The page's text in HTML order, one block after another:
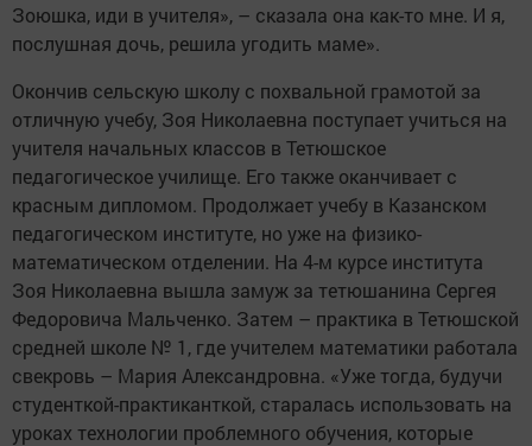
Зоюшка, иди в учителя», – сказала она как-то мне. И я,
послушная дочь, решила угодить маме».
Окончив сельскую школу с похвальной грамотой за
отличную учебу, Зоя Николаевна поступает учиться на
учителя начальных классов в Тетюшское
педагогическое училище. Его также оканчивает с
красным дипломом. Продолжает учебу в Казанском
педагогическом институте, но уже на физико-
математическом отделении. На 4-м курсе института
Зоя Николаевна вышла замуж за тетюшанина Сергея
Федоровича Мальченко. Затем – практика в Тетюшской
средней школе № 1, где учителем математики работала
свекровь – Мария Александровна. «Уже тогда, будучи
студенткой-практиканткой, старалась использовать на
уроках технологии проблемного обучения, которые